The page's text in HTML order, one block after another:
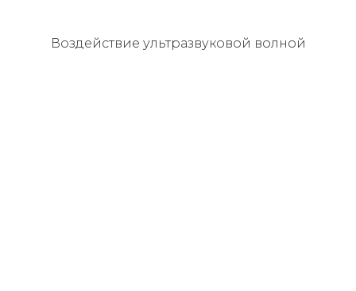
Воздействие ультразвуковой волной